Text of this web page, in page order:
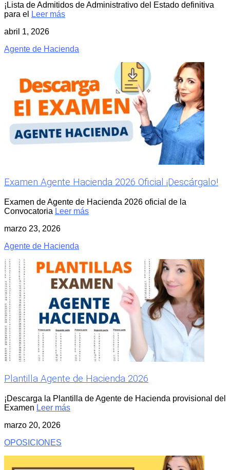
¡Lista de Admitidos de Administrativo del Estado definitiva
para el
Leer más
abril 1, 2026
Agente de Hacienda
Examen Agente Hacienda 2026 Oficial ¡Descárgalo!
Examen de Agente de Hacienda 2026 oficial de la
Convocatoria Leer más
marzo 23, 2026
Agente de Hacienda
Plantilla Agente de Hacienda 2026
¡Descarga la Plantilla de Agente de Hacienda provisional del
Examen Leer más
marzo 20, 2026
OPOSICIONES